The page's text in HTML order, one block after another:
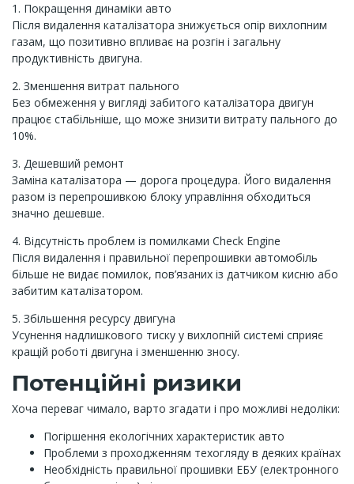
1. Покращення динаміки авто
Після видалення каталізатора знижується опір вихлопним
газам, що позитивно впливає на розгін і загальну
продуктивність двигуна.
2. Зменшення витрат пального
Без обмеження у вигляді забитого каталізатора двигун
працює стабільніше, що може знизити витрату пального до
10%.
3. Дешевший ремонт
Заміна каталізатора — дорога процедура. Його видалення
разом із перепрошивкою блоку управління обходиться
значно дешевше.
4. Відсутність проблем із помилками Check Engine
Після видалення і правильної перепрошивки автомобіль
більше не видає помилок, пов’язаних із датчиком кисню або
забитим каталізатором.
5. Збільшення ресурсу двигуна
Усунення надлишкового тиску у вихлопній системі сприяє
кращій роботі двигуна і зменшенню зносу.
Потенційні ризики
Хоча переваг чимало, варто згадати і про можливі недоліки:
Погіршення екологічних характеристик авто
Проблеми з проходженням техогляду в деяких країнах
Необхідність правильної прошивки ЕБУ (електронного